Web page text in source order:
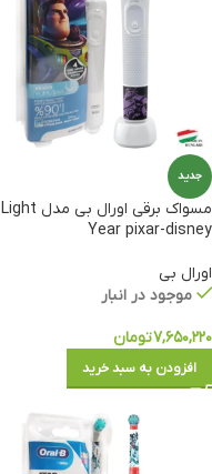
جدید
مسواک برقی اورال بی مدل Light
Year pixar-disney
اورال بی
موجود در انبار
۷,۶۵۰,۲۲۰تومان
افزودن به سبد خرید